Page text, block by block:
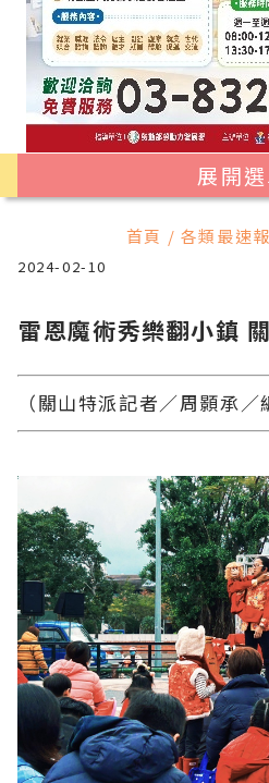
展開
首頁 / 各類最速
2024-02-10
雷恩魔術秀樂翻小鎮
（關山特派記者／周顥承／